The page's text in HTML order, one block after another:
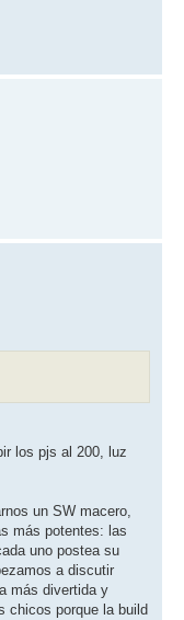
los pjs al 200, luz
un SW macero,
más potentes: las
uno postea su
a discutir
más divertida y
chicos porque la build